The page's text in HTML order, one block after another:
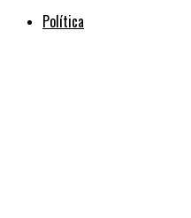
Política